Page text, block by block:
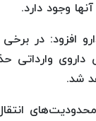
وجود دارد.
افزود: در برخی
داروی وارداتی
شد.